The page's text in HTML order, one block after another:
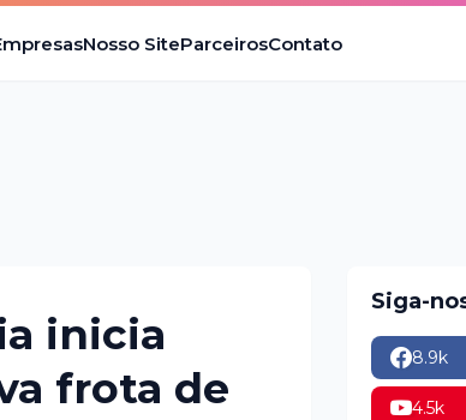
Nosso SiteParceirosContato
inicia
frota de
Siga-
8.9k
4.5k